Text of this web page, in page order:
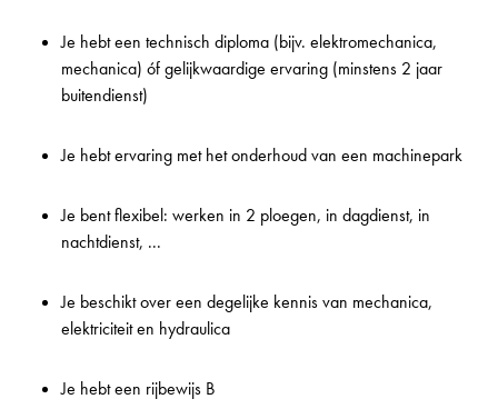
Je hebt een technisch diploma (bijv. elektromechanica,
mechanica) óf gelijkwaardige ervaring (minstens 2 jaar
buitendienst)
Je hebt ervaring met het onderhoud van een machinepark
Je bent flexibel: werken in 2 ploegen, in dagdienst, in
nachtdienst, ...
Je beschikt over een degelijke kennis van mechanica,
elektriciteit en hydraulica
Je hebt een rijbewijs B